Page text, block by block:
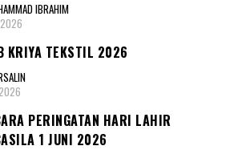
IBRAHIM
KRIYA TEKSTIL 2026
PERINGATAN HARI LAHIR
1 JUNI 2026